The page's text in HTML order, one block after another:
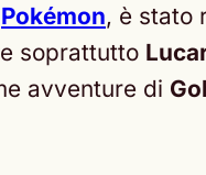
Pokémon, è stato
soprattutto
avventure di